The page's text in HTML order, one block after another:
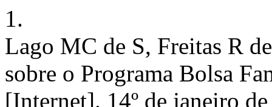
1.
Lago MC de S, Freitas R
sobre o Programa Bolsa
[Internet]. 14º de janeiro